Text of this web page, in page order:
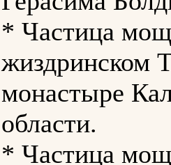
* Частица
жиздринском
монастыре
области.
* Частица